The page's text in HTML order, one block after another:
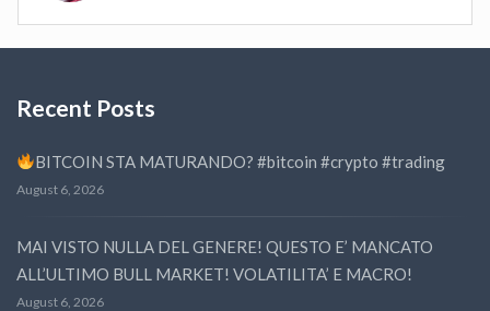
Recent Posts
BITCOIN STA MATURANDO? #bitcoin #crypto #trading
August 6, 2026
MAI VISTO NULLA DEL GENERE! QUESTO E’ MANCATO
ALL’ULTIMO BULL MARKET! VOLATILITA’ E MACRO!
August 6, 2026